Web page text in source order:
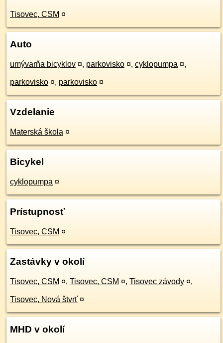
Tisovec, CSM ¤
Auto
umývarňa bicyklov ¤, parkovisko ¤, cyklopumpa ¤,
parkovisko ¤, parkovisko ¤
Vzdelanie
Materská škola ¤
Bicykel
cyklopumpa ¤
Prístupnosť
Tisovec, CSM ¤
Zastávky v okolí
Tisovec, CSM ¤, Tisovec, CSM ¤, Tisovec závody ¤,
Tisovec, Nová štvrť ¤
MHD v okolí